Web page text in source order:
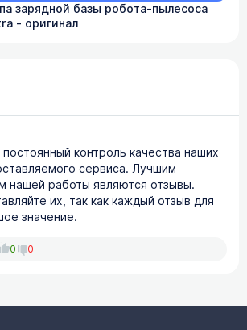
зарядной базы робота-пылесоса
- оригинал
контроль качества наших
сервиса. Лучшим
нашей работы являются отзывы.
их, так как каждый отзыв для
значение.
0 0